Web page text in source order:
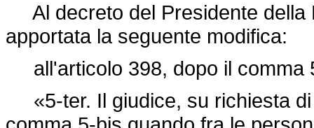
Al decreto del Presidente
apportata la seguente modifica:
all'articolo 398, dopo il comma
«5-ter. Il giudice, su richiesta di